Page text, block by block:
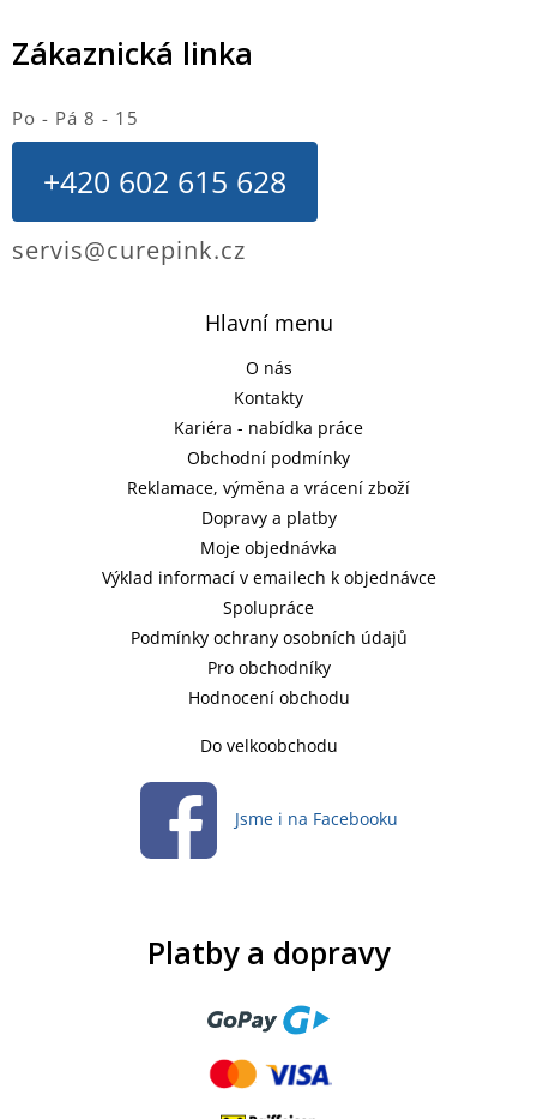
Hlavní menu
O nás
Kontakty
Kariéra - nabídka práce
Obchodní podmínky
Reklamace, výměna a vrácení zboží
Dopravy a platby
Moje objednávka
Výklad informací v emailech k objednávce
Spolupráce
Podmínky ochrany osobních údajů
Pro obchodníky
Hodnocení obchodu
Do velkoobchodu
Jsme i na Facebooku
Zákaznická linka
Po - Pá 8 - 15
+420 602 615 628
servis@curepink.cz
Platby a dopravy